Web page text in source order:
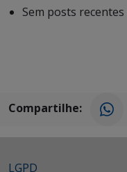
Sem posts
Compartilhe:
LGPD